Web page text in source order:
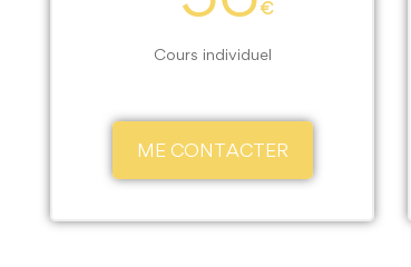
€
Cours individuel
ME CONTACTER